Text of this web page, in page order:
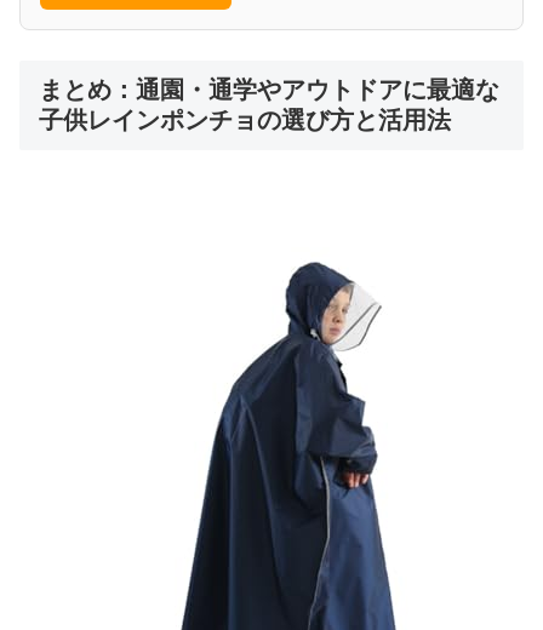
まとめ：通園・通学やアウトドアに最適な
子供レインポンチョの選び方と活用法